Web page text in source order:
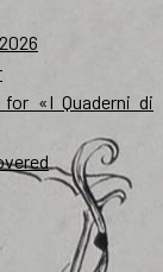
«I Quaderni di